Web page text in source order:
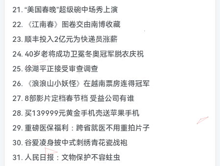
21. “美国春晚”超级碗中场秀上演
22. 《江南春》图卷交由南博收藏
23. 顺丰投入2亿元为快递员涨薪
24. 40岁老将成功卫冕冬奥冠军脱衣庆祝
25. 徐湖平正接受审查调查
26. 《浪浪山小妖怪》在越南票房连得冠军
27. 8部影片定档春节档 受益公司有谁
28. 买139999元黄金手机壳送苹果手机
29. 重磅医保福利：跨省就医不用重拍片子
30. 谷爱凌身披中式刺绣青花瓷战袍
31. 人民日报：文物保护不容蛀虫